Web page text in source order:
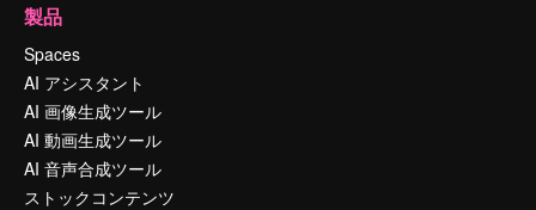
製品
Spaces
AI アシスタント
AI 画像生成ツール
AI 動画生成ツール
AI 音声合成ツール
ストックコンテンツ